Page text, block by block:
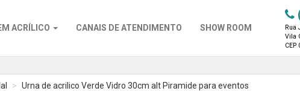
ACRÍLICO CANAIS DE ATENDIMENTO SHOW ROOM
Rua
Vila
CEP
Urna de acrilico Verde Vidro 30cm alt Piramide para eventos